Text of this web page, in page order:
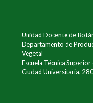
Unidad Docente de
Departamento de
Vegetal
Escuela Técnica
Ciudad Universitaria,